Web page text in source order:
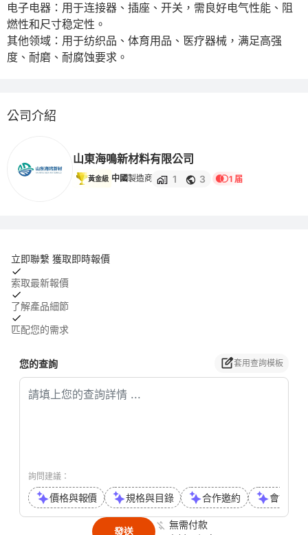
电子电器：用于连接器、插座、开关，需良好电气性能、阻
燃性和尺寸稳定性。
其他领域：用于纺织品、体育用品、医疗器械，满足高强
度、耐磨、耐腐蚀要求。
公司介紹
山東海鳴新材料有限公司
黃金級 中國製造商 1 3 1 届
立即聯繫 獲取即時報價
索取最新報價
了解產品細節
匹配您的需求
您的查詢 套用查詢模板
詢問建議：
價格與報價 規格與目錄 合作邀約 會議或
發送
無需付款